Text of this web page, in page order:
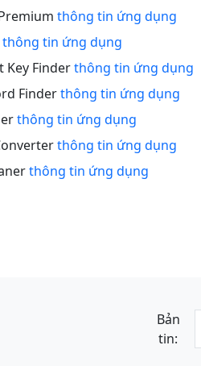
thông tin ứng dụng
thông tin ứng dụng
Key Finderthông tin ứng dụng
Finderthông tin ứng dụng
thông tin ứng dụng
thông tin ứng dụng
thông tin ứng dụng
Bản
tin: